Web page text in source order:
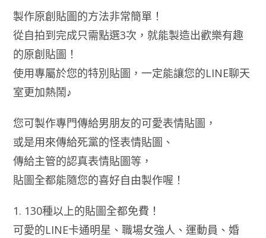
製作原創貼圖的方法非常簡單！
從自拍到完成只需點選3次，就能製造出歡樂有趣
的原創貼圖！
使用專屬於您的特別貼圖，一定能讓您的LINE聊天
室更加熱鬧♪
您可製作專門傳給男朋友的可愛表情貼圖，
或是用來傳給死黨的怪表情貼圖、
傳給主管的認真表情貼圖等，
貼圖全都能隨您的喜好自由製作喔！
1. 130種以上的貼圖全都免費！
可愛的LINE卡通明星、職場女強人、運動員、婚